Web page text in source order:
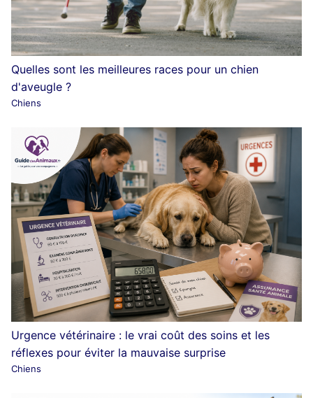
Quelles sont les meilleures races pour un chien
d'aveugle ?
Chiens
Urgence vétérinaire : le vrai coût des soins et les
réflexes pour éviter la mauvaise surprise
Chiens